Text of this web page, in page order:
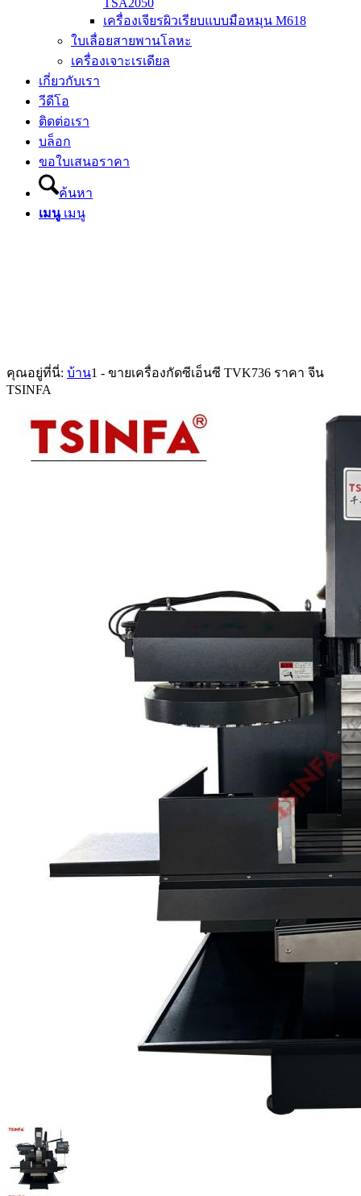
TSA2050
เครื่องเจียรผิวเรียบแบบมือหมุน M618
ใบเลื่อยสายพานโลหะ
เครื่องเจาะเรเดียล
เกี่ยวกับเรา
วีดีโอ
ติดต่อเรา
บล็อก
ขอใบเสนอราคา
ค้นหา
เมนู เมนู
คุณอยู่ที่นี่: บ้าน1 - ขายเครื่องกัดซีเอ็นซี TVK736 ราคา จีน
TSINFA